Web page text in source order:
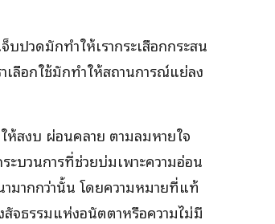
ปวดมักทำให้เรากระเสือกกระสน
ลือกใช้มักทำให้สถานการณ์แย่ลง
ห้สงบ ผ่อนคลาย ตามลมหายใจ
บวนการที่ช่วยบ่มเพาะความอ่อน
ามากกว่านั้น โดยความหมายที่แท้
สัจธรรมแห่งอนัตตาหรือความไม่มี